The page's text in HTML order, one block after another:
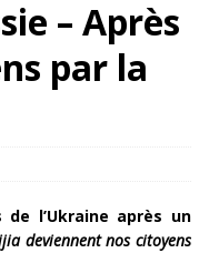
– Après
par la
l’Ukraine après un
deviennent nos citoyens